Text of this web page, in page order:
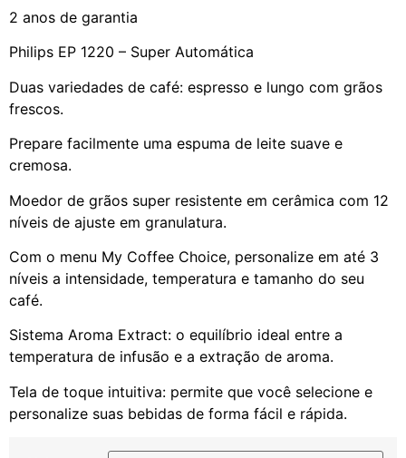
2 anos de garantia
Philips EP 1220 – Super Automática
Duas variedades de café: espresso e lungo com grãos
frescos.
Prepare facilmente uma espuma de leite suave e
cremosa.
Moedor de grãos super resistente em cerâmica com 12
níveis de ajuste em granulatura.
Com o menu My Coffee Choice, personalize em até 3
níveis a intensidade, temperatura e tamanho do seu
café.
Sistema Aroma Extract: o equilíbrio ideal entre a
temperatura de infusão e a extração de aroma.
Tela de toque intuitiva: permite que você selecione e
personalize suas bebidas de forma fácil e rápida.